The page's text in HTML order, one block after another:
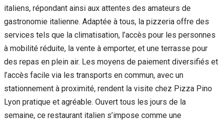
italiens, répondant ainsi aux attentes des amateurs de
gastronomie italienne. Adaptée à tous, la pizzeria offre des
services tels que la climatisation, l’accès pour les personnes
à mobilité réduite, la vente à emporter, et une terrasse pour
des repas en plein air. Les moyens de paiement diversifiés et
l’accès facile via les transports en commun, avec un
stationnement à proximité, rendent la visite chez Pizza Pino
Lyon pratique et agréable. Ouvert tous les jours de la
semaine, ce restaurant italien s’impose comme une